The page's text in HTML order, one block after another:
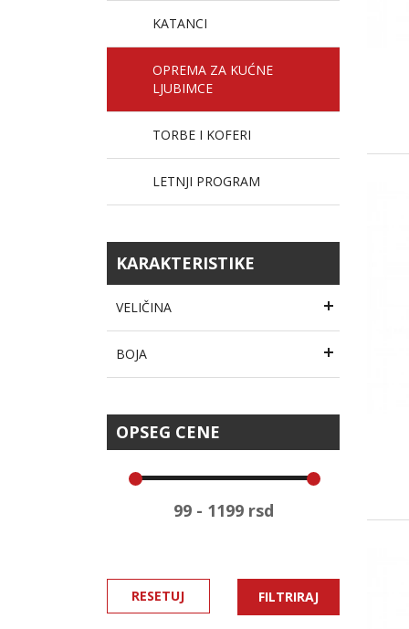
KATANCI
OPREMA ZA KUĆNE
LJUBIMCE
TORBE I KOFERI
LETNJI PROGRAM
KARAKTERISTIKE
VELIČINA
BOJA
OPSEG CENE
RESETUJ FILTRIRAJ